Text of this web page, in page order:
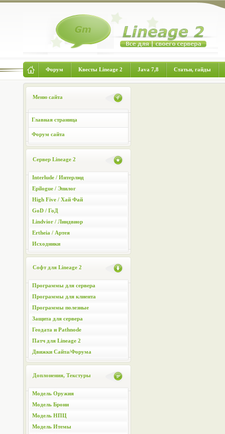
Форум Квесты Lineage 2 Java 7,8 Статьи, гайды
Меню сайта
Главная страница
Форум сайта
Сервер Lineage 2
Interlude / Интерлюд
Epilogue / Эпилог
High Five / Хай Фай
GoD / ГоД
Lindvior / Линдвиор
Ertheia / Артея
Исходники
Софт для Lineage 2
Программы для сервера
Программы для клиента
Программы полезные
Защита для сервера
Геодата и Pathnode
Патч для Lineage 2
Движки Сайта/Форума
Доплонения, Текстуры
Модель Оружия
Модель Брони
Модель НПЦ
Модель Итемы